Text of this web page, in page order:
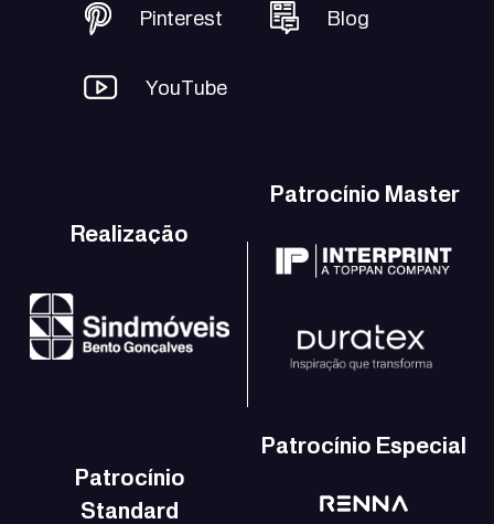
Pinterest Blog
YouTube
Realização
Patrocínio Master
Patrocínio
Standard
Patrocínio Especial